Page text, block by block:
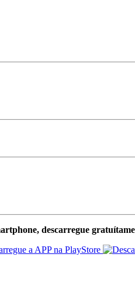
descarregue